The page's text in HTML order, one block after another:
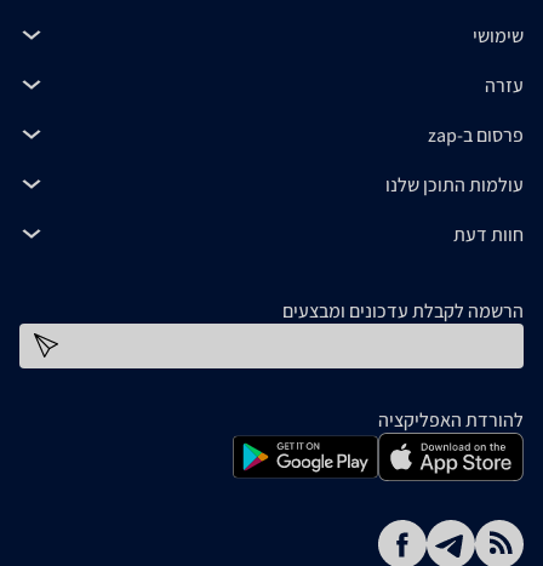
שימושי
עזרה
פרסום ב-zap
עולמות התוכן שלנו
חוות דעת
הרשמה לקבלת עדכונים ומבצעים
להורדת האפליקציה